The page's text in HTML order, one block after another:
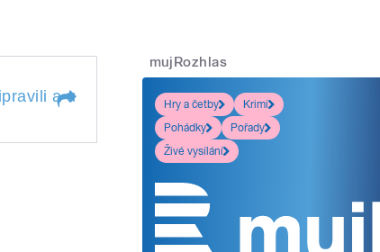
a uvádí Kateřina Dvořáková a Jiří Holoubek.
mujRozhlas
Hry a četby
Krimi
Pohádky
Pořady
Živé vysílání